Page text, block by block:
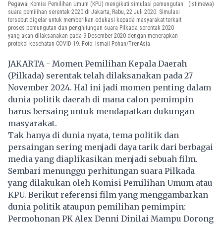
Pegawai Komisi Pemilihan Umum (KPU) mengikuti simulasi pemungutan
suara pemilihan serentak 2020 di Jakarta, Rabu, 22 Juli 2020. Simulasi
tersebut digelar untuk memberikan edukasi kepada masyarakat terkait
proses pemungutan dan penghitungan suara Pilkada serentak 2020
yang akan dilaksanakan pada 9 Desember 2020 dengan menerapkan
protokol kesehatan COVID-19. Foto: Ismail Pohan/TrenAsia
(Istimewa)
JAKARTA - Momen Pemilihan Kepala Daerah
(Pilkada) serentak telah dilaksanakan pada 27
November 2024. Hal ini jadi momen penting dalam
dunia politik daerah di mana calon pemimpin
harus bersaing untuk mendapatkan dukungan
masyarakat.
Tak hanya di dunia nyata, tema politik dan
persaingan sering menjadi daya tarik dari berbagai
media yang diaplikasikan menjadi sebuah film.
Sembari menunggu perhitungan suara Pilkada
yang dilakukan oleh Komisi Pemilihan Umum atau
KPU. Berikut referensi film yang menggambarkan
dunia politik ataupun pemilihan pemimpin:
Permohonan PK Alex Denni Dinilai Mampu Dorong